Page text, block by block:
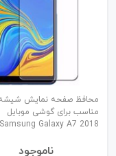
محافظ صفحه نمایش
مناسب برای گوشی موبایل
Samsung Galaxy A7 2018
نا‌موجود